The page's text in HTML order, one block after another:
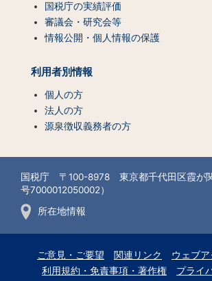
国税庁の実績評価
審議会・研究会等
情報公開・個人情報の保護
利用者別情報
個人の方
法人の方
源泉徴収義務者の方
国税庁 〒100-8978 東京都千代田区霞が
号7000012050002）
所在地情報
ご意見・ご要望 関連リンク
ウェブ
利用規約・免責事項・著作権
プライ